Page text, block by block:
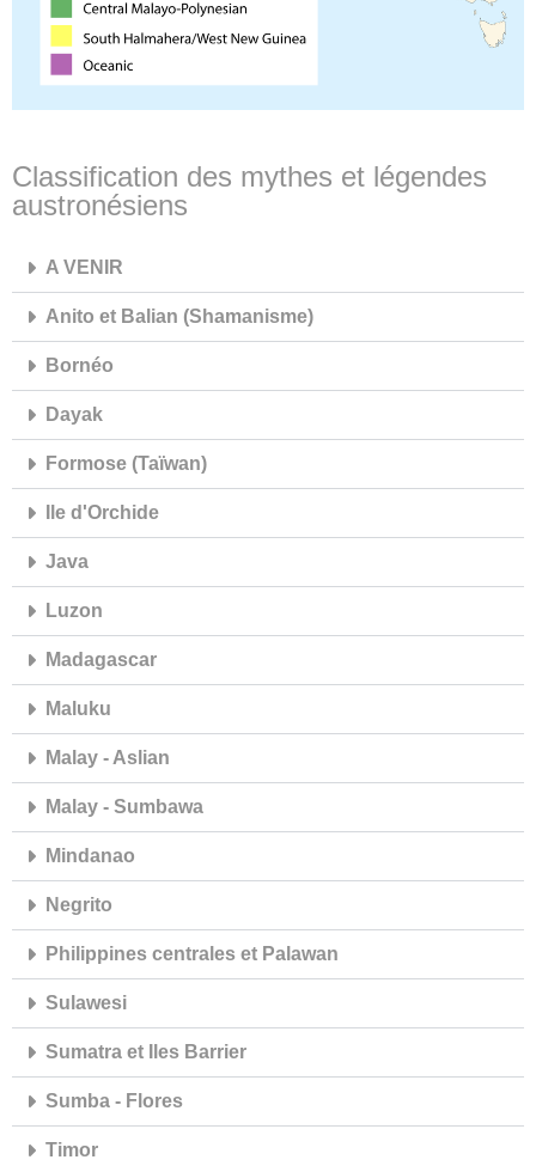
Classification des mythes et légendes
austronésiens
A VENIR
Anito et Balian (Shamanisme)
Bornéo
Dayak
Formose (Taïwan)
Ile d'Orchide
Java
Luzon
Madagascar
Maluku
Malay - Aslian
Malay - Sumbawa
Mindanao
Negrito
Philippines centrales et Palawan
Sulawesi
Sumatra et Iles Barrier
Sumba - Flores
Timor